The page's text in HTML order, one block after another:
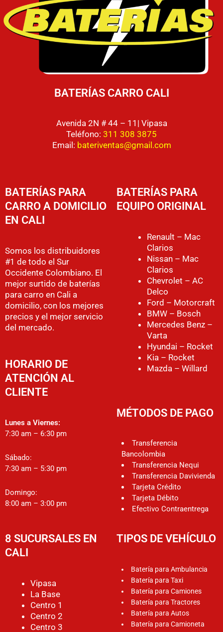
BATERÍAS CARRO CALI
Avenida 2N # 44 – 11| Vipasa
Teléfono: 311 308 3875
Email: bateriventas@gmail.com
BATERÍAS PARA
CARRO A DOMICILIO
EN CALI
Somos los distribuidores
#1 de todo el Sur
Occidente Colombiano. El
mejor surtido de baterías
para carro en Cali a
domicilio, con los mejores
precios y el mejor servicio
del mercado.
HORARIO DE
ATENCIÓN AL
CLIENTE
Lunes a Viernes:
7:30 am – 6:30 pm
Sábado:
7:30 am – 5:30 pm
Domingo:
8:00 am – 3:00 pm
BATERÍAS PARA
EQUIPO ORIGINAL
Renault – Mac
Clarios
Nissan – Mac
Clarios
Chevrolet – AC
Delco
Ford – Motorcraft
BMW – Bosch
Mercedes Benz –
Varta
Hyundai – Rocket
Kia – Rocket
Mazda – Willard
MÉTODOS DE PAGO
Transferencia
Bancolombia
Transferencia Nequi
Transferencia Davivienda
Tarjeta Crédito
Tarjeta Débito
Efectivo Contraentrega
8 SUCURSALES EN
CALI
Vipasa
La Base
Centro 1
Centro 2
Centro 3
TIPOS DE VEHÍCULO
Batería para Ambulancia
Batería para Taxi
Batería para Camiones
Batería para Tractores
Batería para Autos
Batería para Camioneta